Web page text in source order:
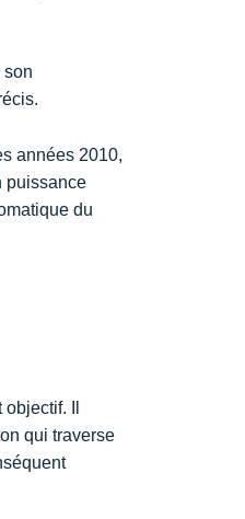
son
années 2010,
puissance
du
Il
qui traverse